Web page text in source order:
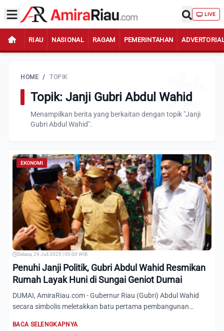
LIVE
RIAU NASIONAL RAGAM PEMERINTAHAN
HOME / TOPIK
Topik: Janji Gubri Abdul Wahid
Menampilkan berita yang berkaitan dengan topik "Janji
Gubri Abdul Wahid".
EKONOMI
Selasa, 29 Juli 2025 | 00:00 WIB
Penuhi Janji Politik, Gubri Abdul Wahid Resmikan
Rumah Layak Huni di Sungai Geniot Dumai
DUMAI, AmiraRiau.com - Gubernur Riau (Gubri) Abdul Wahid
secara simbolis meletakkan batu pertama pembangunan
BACA SELENGKAPNYA